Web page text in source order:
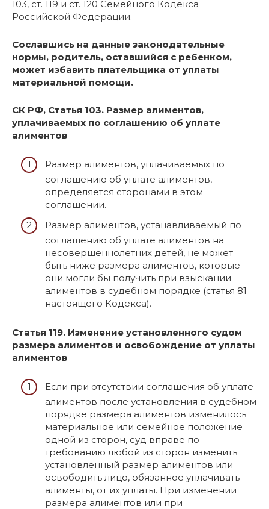
103, ст. 119 и ст. 120 Семейного Кодекса
Российской Федерации.
Сославшись на данные законодательные
нормы, родитель, оставшийся с ребенком,
может избавить плательщика от уплаты
материальной помощи.
СК РФ, Статья 103. Размер алиментов,
уплачиваемых по соглашению об уплате
алиментов
Размер алиментов, уплачиваемых по
соглашению об уплате алиментов,
определяется сторонами в этом
соглашении.
Размер алиментов, устанавливаемый по
соглашению об уплате алиментов на
несовершеннолетних детей, не может
быть ниже размера алиментов, которые
они могли бы получить при взыскании
алиментов в судебном порядке (статья 81
настоящего Кодекса).
Статья 119. Изменение установленного судом
размера алиментов и освобождение от уплаты
алиментов
Если при отсутствии соглашения об уплате
алиментов после установления в судебном
порядке размера алиментов изменилось
материальное или семейное положение
одной из сторон, суд вправе по
требованию любой из сторон изменить
установленный размер алиментов или
освободить лицо, обязанное уплачивать
алименты, от их уплаты. При изменении
размера алиментов или при